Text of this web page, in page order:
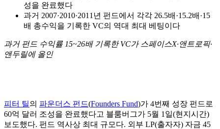
성을 완료했다
과거 2007·2010·2011년 펀드에서 각각 26.5배·15.2배·15
배 총수익을 기록한 VC의 역대 최대 베팅이다
과거 펀드 수익률 15~26배 기록한 VC가 스페이스X·앤트로픽·
앤두릴에 올인
피터 틸의 파운더스 펀드(Founders Fund)가 4번째 성장 펀드로
60억 달러 조성을 완료했다고 블룸버그가 5월 1일(현지시간)
보도했다. 펀드 역사상 최대 규모다. 외부 LP(출자자) 자금 45